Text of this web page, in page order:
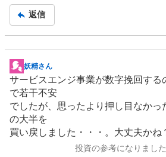
返信
掲
示
板
記
事
妖精さん
サービスエンジ事業が数字挽回する
で若干不安
でしたが、思ったより押し目なかっ
の大半を
買い戻しました・・・。大丈夫かね
投資の参考になりまし